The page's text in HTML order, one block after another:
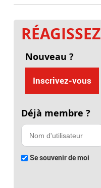
RÉAGISSEZ
Nouveau ?
Inscrivez-vous
Déjà membre ?
Se souvenir de moi